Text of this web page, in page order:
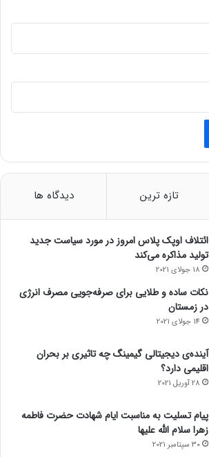
تازه ترین دیدگاه ها
ائتلاف اوپک پلاس امروز در مورد سیاست جدید
تولید مذاکره می‌کند
18 جولای 2021
نکات ساده و طلایی برای صرفه‌جویی مصرف انرژی
در زمستان
14 جولای 2021
آینده‌ی دیجیتالی گیمینگ چه تاثیری بر بحران
اقلیمی دارد؟
28 آوریل 2021
پیام تسلیت به مناسبت ایام شهادت حضرت فاطمه
زهرا سلام الله علیها
30 سپتامبر 2021